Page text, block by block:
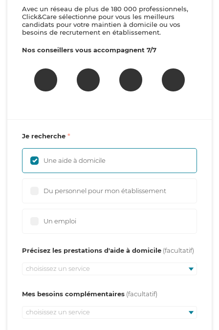
Avec un réseau de plus de 180 000 professionnels,
Click&Care sélectionne pour vous les meilleurs
candidats pour votre maintien à domicile ou vos
besoins de recrutement en établissement.
Nos conseillers vous accompagnent 7/7
Je recherche
Une aide à domicile
Du personnel pour mon établissement
Un emploi
Précisez les prestations d'aide à domicile
choisissez un service
Mes besoins complémentaires
choisissez un service